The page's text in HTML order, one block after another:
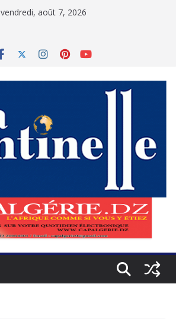
vendredi, août 7, 2026